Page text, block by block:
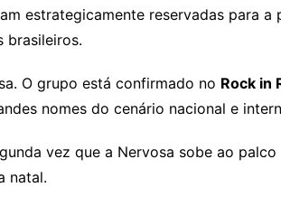
estrategicamente reservadas para a
brasileiros.
O grupo está confirmado no Rock in
nomes do cenário nacional e
vez que a Nervosa sobe ao
natal.